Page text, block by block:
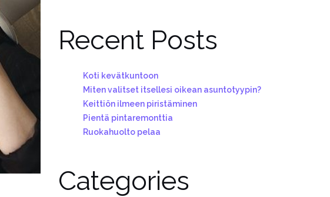
Recent Posts
Koti kevätkuntoon
Miten valitset itsellesi oikean asuntotyypin?
Keittiön ilmeen piristäminen
Pientä pintaremonttia
Ruokahuolto pelaa
Categories